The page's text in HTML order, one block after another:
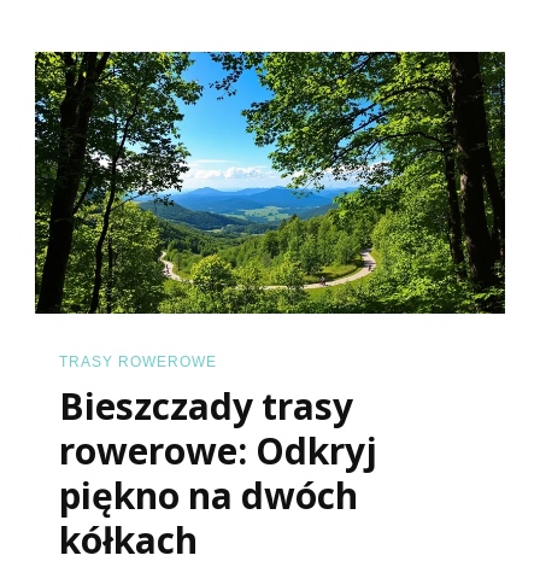
Urok
Jeziora
TRASY ROWEROWE
Bieszczady trasy
rowerowe: Odkryj
piękno na dwóch
kółkach